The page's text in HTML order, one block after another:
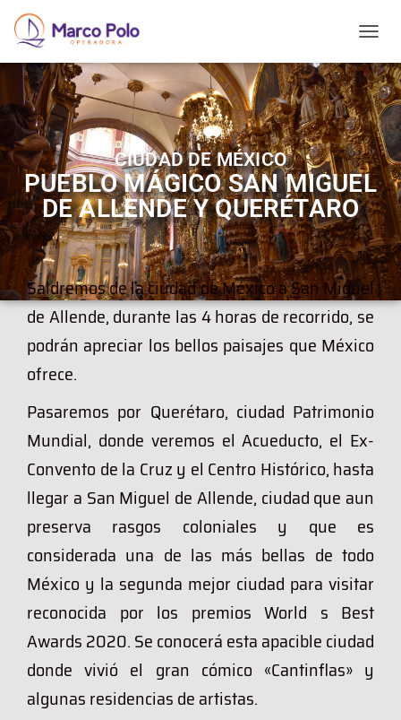
O
G
G
L
E
N
A
V
I
G
A
T
I
O
N
CIUDAD DE MÉXICO
PUEBLO MÁGICO SAN MIGUEL
DE ALLENDE Y QUERÉTARO
Saldremos de la ciudad de México a San Miguel
de Allende, durante las 4 horas de recorrido, se
podrán apreciar los bellos paisajes que México
ofrece.
Pasaremos por Querétaro, ciudad Patrimonio
Mundial, donde veremos el Acueducto, el Ex-
Convento de la Cruz y el Centro Histórico, hasta
llegar a San Miguel de Allende, ciudad que aun
preserva rasgos coloniales y que es
considerada una de las más bellas de todo
México y la segunda mejor ciudad para visitar
reconocida por los premios World s Best
Awards 2020. Se conocerá esta apacible ciudad
donde vivió el gran cómico «Cantinflas» y
algunas residencias de artistas.